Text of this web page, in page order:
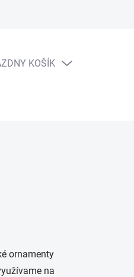
NÁKUPNÝ
KOŠÍK
ornamenty
na